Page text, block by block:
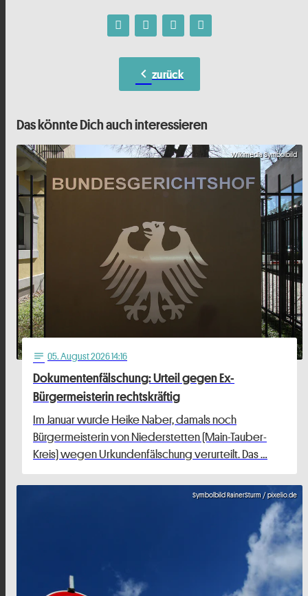
chevron_left zurück
Das könnte Dich auch interessieren
Wikimedia Symbolbild
notes 05. August 2026 14:16
Dokumentenfälschung: Urteil gegen Ex-
Bürgermeisterin rechtskräftig
Im Januar wurde Heike Naber, damals noch
Bürgermeisterin von Niederstetten (Main-Tauber-
Kreis) wegen Urkundenfälschung verurteilt. Das …
Symbolbild RainerSturm / pixelio.de